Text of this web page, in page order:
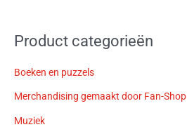
Product categorieën
Boeken en puzzels
Merchandising gemaakt door Fan-Shop
Muziek